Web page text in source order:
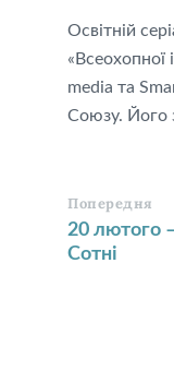
Освітній
«Всеохопної
media та
Союзу. Його
Попередня
20 лютого
Сотні